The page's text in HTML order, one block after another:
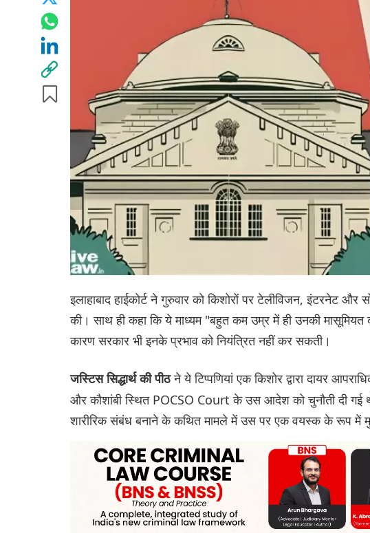
इलाहाबाद हाईकोर्ट ने गुरुवार को किशोरों पर टेलीविजन, इंटरनेट और
की। साथ ही कहा कि ये माध्यम "बहुत कम उम्र में ही उनकी
कारण सरकार भी इनके प्रभाव को नियंत्रित नहीं कर सकती।
जस्टिस सिद्धार्थ की पीठने ये टिप्पणियां एक किशोर द्वारा दायर
और कौशांबी स्थित POCSO Court के उस आदेश को चुनौती दी गई
शारीरिक संबंध बनाने के कथित मामले में उस पर एक वयस्क के रूप में